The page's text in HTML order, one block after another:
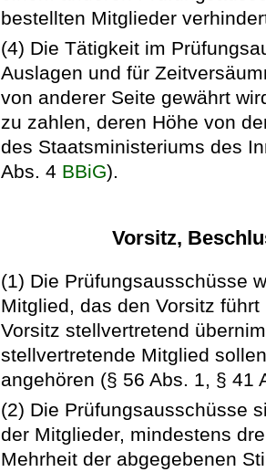
bestellten Mitglieder
(4) Die Tätigkeit im
Auslagen und für
von anderer Seite gewährt
zu zahlen, deren Höhe von
des Staatsministeriums des
Abs. 4 BBiG).
Vorsitz,
(1) Die Prüfungsausschüsse
Mitglied, das den Vorsitz
Vorsitz stellvertretend
stellvertretende Mitglied
angehören (§ 56 Abs. 1, § 41
(2) Die Prüfungsausschüsse
der Mitglieder, mindestens
Mehrheit der abgegebenen